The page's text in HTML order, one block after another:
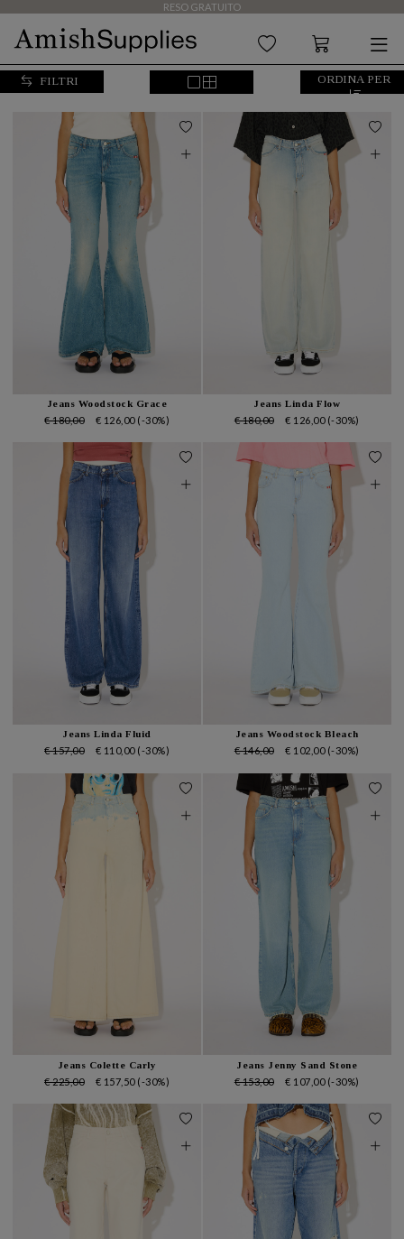
RESO GRATUITO
FILTRI ORDINA PER
Jeans Woodstock Grace
€ 180,00 € 126,00 (-30%)
Jeans Linda Flow
€ 180,00 € 126,00 (-30%)
Jeans Linda Fluid
€ 157,00 € 110,00 (-30%)
Jeans Woodstock Bleach
€ 146,00 € 102,00 (-30%)
Jeans Colette Carly
€ 225,00 € 157,50 (-30%)
Jeans Jenny Sand Stone
€ 153,00 € 107,00 (-30%)